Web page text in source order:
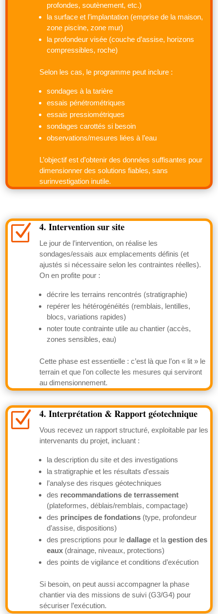
profondes, soutènement, etc.)
la surface et l’implantation (emprise de la maison,
zone piscine, zone mur)
la profondeur visée (couche d’assise, horizons
compressibles, roche)
Selon les cas, le programme peut inclure :
sondages à la tarière
essais pénétrométriques
essais pressiométriques
sondages carottés si besoin
observations/mesures liées à l’eau
L’objectif est d’obtenir des données suffisantes pour
dimensionner des solutions fiables, sans
surinvestigation inutile.
Z 4. Intervention sur site
Le jour de l’intervention, on réalise les
sondages/essais aux emplacements définis (et
ajustés si nécessaire selon les contraintes réelles).
On en profite pour :
décrire les terrains rencontrés (stratigraphie)
repérer les hétérogénéités (remblais, lentilles,
blocs, variations rapides)
noter toute contrainte utile au chantier (accès,
zones sensibles, eau)
Cette phase est essentielle : c’est là que l’on « lit » le
terrain et que l’on collecte les mesures qui serviront
au dimensionnement.
Z 4. Interprétation & Rapport géotechnique
Vous recevez un rapport structuré, exploitable par les
intervenants du projet, incluant :
la description du site et des investigations
la stratigraphie et les résultats d’essais
l’analyse des risques géotechniques
des recommandations de terrassement
(plateformes, déblais/remblais, compactage)
des principes de fondations(type, profondeur
d’assise, dispositions)
des prescriptions pour le dallageet la gestion des
eaux(drainage, niveaux, protections)
des points de vigilance et conditions d’exécution
Si besoin, on peut aussi accompagner la phase
chantier via des missions de suivi (G3/G4) pour
sécuriser l’exécution.